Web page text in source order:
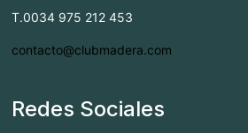
T.0034 975 212 453
contacto@clubmadera.com
Redes Sociales